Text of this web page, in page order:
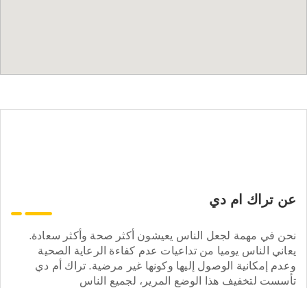
عن تراك ام دي
نحن في مهمة لجعل الناس يعيشون أكثر صحة وأكثر سعادة.
يعاني الناس يوميا من تداعيات عدم كفاءة الرعاية الصحية
وعدم إمكانية الوصول إليها وكونها غير مرضية. تراك أم دي
تأسست لتخفيف هذا الوضع المرير، لجميع الناس